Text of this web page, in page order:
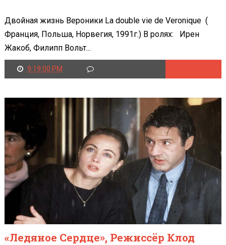
Двойная жизнь Вероники La double vie de Veronique (
Франция, Польша, Норвегия, 1991г.) В ролях: Ирен
Жакоб, Филипп Вольт...
9:19:00 PM
«Ледяное Сердце», Режиссёр Клод